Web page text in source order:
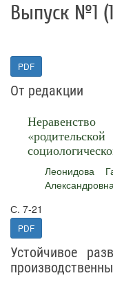
Выпуск №1
PDF
От редакции
Леонидова
С. 7-21
PDF
Устойчивое